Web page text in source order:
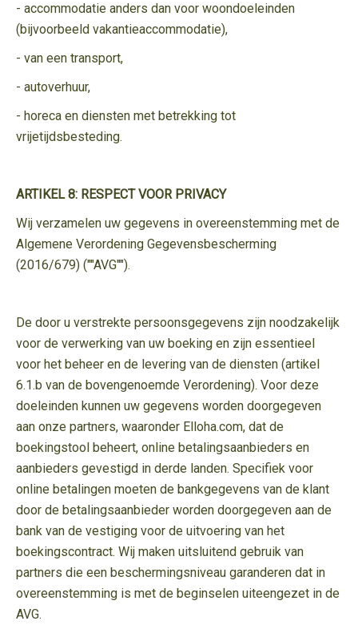
- accommodatie anders dan voor woondoeleinden
(bijvoorbeeld vakantieaccommodatie),
- van een transport,
- autoverhuur,
- horeca en diensten met betrekking tot
vrijetijdsbesteding.
ARTIKEL 8: RESPECT VOOR PRIVACY
Wij verzamelen uw gegevens in overeenstemming met de
Algemene Verordening Gegevensbescherming
(2016/679) (""AVG"").
De door u verstrekte persoonsgegevens zijn noodzakelijk
voor de verwerking van uw boeking en zijn essentieel
voor het beheer en de levering van de diensten (artikel
6.1.b van de bovengenoemde Verordening). Voor deze
doeleinden kunnen uw gegevens worden doorgegeven
aan onze partners, waaronder Elloha.com, dat de
boekingstool beheert, online betalingsaanbieders en
aanbieders gevestigd in derde landen. Specifiek voor
online betalingen moeten de bankgegevens van de klant
door de betalingsaanbieder worden doorgegeven aan de
bank van de vestiging voor de uitvoering van het
boekingscontract. Wij maken uitsluitend gebruik van
partners die een beschermingsniveau garanderen dat in
overeenstemming is met de beginselen uiteengezet in de
AVG.